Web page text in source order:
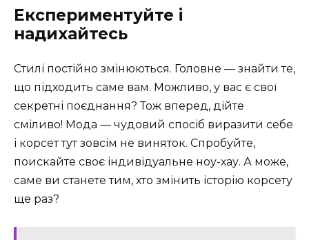
Експериментуйте і
надихайтесь
Стилі постійно змінюються. Головне — знайти те,
що підходить саме вам. Можливо, у вас є свої
секретні поєднання? Тож вперед, дійте
сміливо! Мода — чудовий спосіб виразити себе
і корсет тут зовсім не виняток. Спробуйте,
поискайте своє індивідуальне ноу-хау. А може,
саме ви станете тим, хто змінить історію корсету
ще раз?